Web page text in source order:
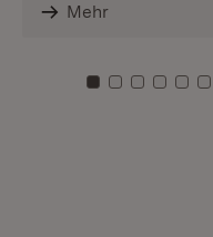
Mehr
Zu Kachel: 0
Zu Kachel:
ZuZuZu